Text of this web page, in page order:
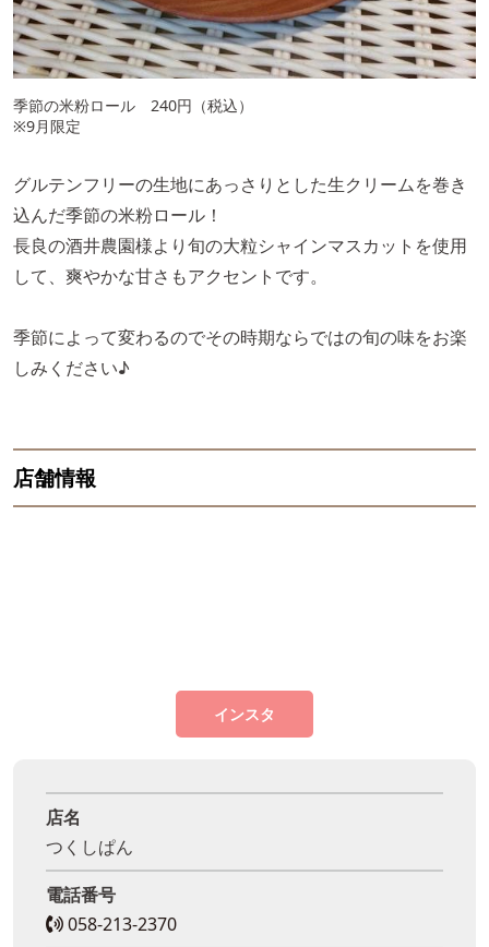
季節の米粉ロール 240円（税込）
※9月限定
グルテンフリーの生地にあっさりとした生クリームを巻き
込んだ季節の米粉ロール！
長良の酒井農園様より旬の大粒シャインマスカットを使用
して、爽やかな甘さもアクセントです。
季節によって変わるのでその時期ならではの旬の味をお楽
しみください♪
店舗情報
インスタ
店名
つくしぱん
電話番号
058-213-2370